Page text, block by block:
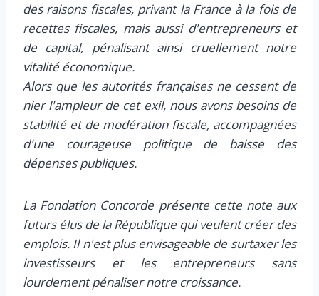
des raisons fiscales, privant la France à la fois de
recettes fiscales, mais aussi d'entrepreneurs et
de capital, pénalisant ainsi cruellement notre
vitalité économique.
Alors que les autorités françaises ne cessent de
nier l'ampleur de cet exil, nous avons besoins de
stabilité et de modération fiscale, accompagnées
d'une courageuse politique de baisse des
dépenses publiques.
La Fondation Concorde présente cette note aux
futurs élus de la République qui veulent créer des
emplois. Il n'est plus envisageable de surtaxer les
investisseurs et les entrepreneurs sans
lourdement pénaliser notre croissance.